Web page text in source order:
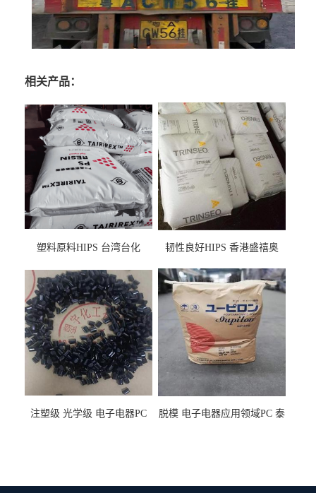
相关产品：
塑料原料HIPS 台湾台化
用料
韧性良好HIPS 香港盛禧奥
注塑级 光学级 电子电器PC
脱模 电子电器应用领域PC 泰